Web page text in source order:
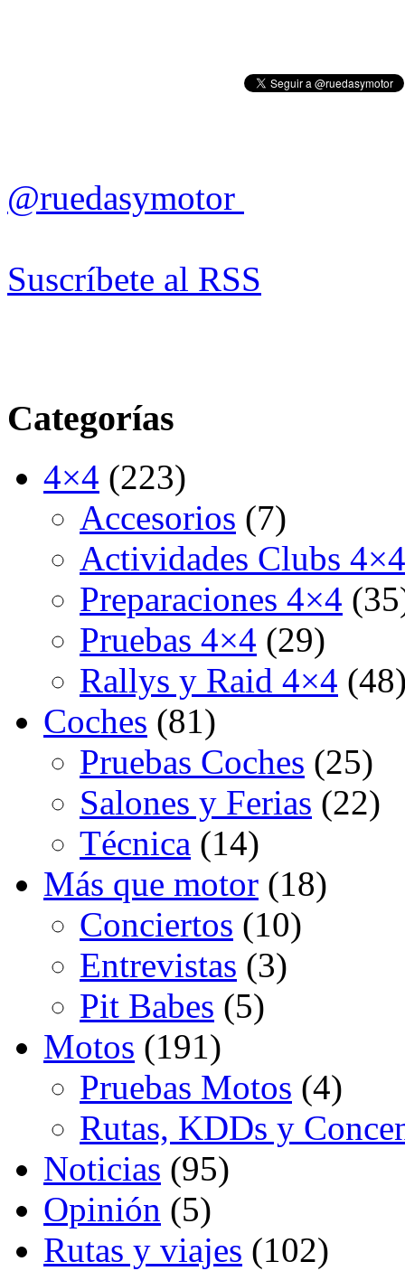
@ruedasymotor
Suscríbete al RSS
Categorías
4×4 (223)
Accesorios (7)
Actividades Clubs 4×4
Preparaciones 4×4
Pruebas 4×4 (29)
Rallys y Raid 4×4
Coches (81)
Pruebas Coches (25)
Salones y Ferias (22)
Técnica (14)
Más que motor (18)
Conciertos (10)
Entrevistas (3)
Pit Babes (5)
Motos (191)
Pruebas Motos (4)
Rutas, KDDs y
Noticias (95)
Opinión (5)
Rutas y viajes (102)